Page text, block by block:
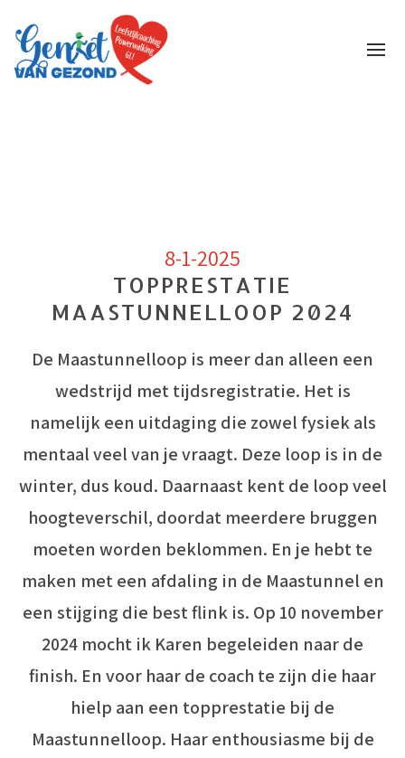
Over mij
Leefstijlcoaching
8-1-2025
TOPPRESTATIE
MAASTUNNELLOOP 2024
De Maastunnelloop is meer dan alleen een
wedstrijd met tijdsregistratie. Het is
namelijk een uitdaging die zowel fysiek als
mentaal veel van je vraagt. Deze loop is in de
winter, dus koud. Daarnaast kent de loop veel
hoogteverschil, doordat meerdere bruggen
moeten worden beklommen. En je hebt te
maken met een afdaling in de Maastunnel en
een stijging die best flink is. Op 10 november
2024 mocht ik Karen begeleiden naar de
finish. En voor haar de coach te zijn die haar
hielp aan een topprestatie bij de
Maastunnelloop. Haar enthousiasme bij de